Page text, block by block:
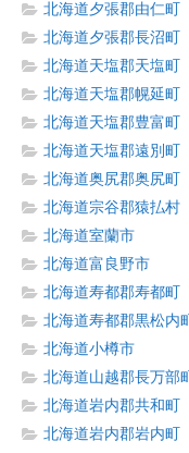
北海道夕張郡由仁町
北海道夕張郡長沼町
北海道天塩郡天塩町
北海道天塩郡幌延町
北海道天塩郡豊富町
北海道天塩郡遠別町
北海道奥尻郡奥尻町
北海道宗谷郡猿払村
北海道室蘭市
北海道富良野市
北海道寿都郡寿都町
北海道寿都郡黒松内町
北海道小樽市
北海道山越郡長万部町
北海道岩内郡共和町
北海道岩内郡岩内町